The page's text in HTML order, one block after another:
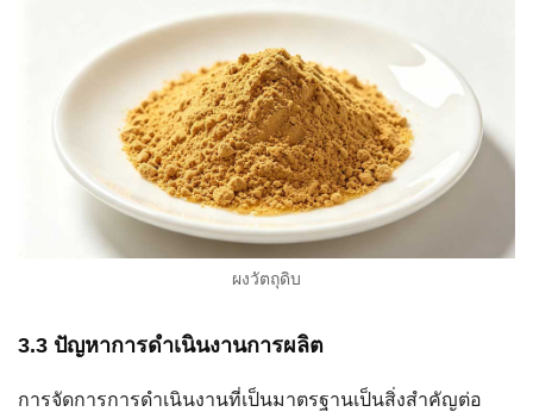
ผงวัตถุดิบ
3.3 ปัญหาการดำเนินงานการผลิต
การจัดการการดำเนินงานที่เป็นมาตรฐานเป็นสิ่งสำคัญต่อ